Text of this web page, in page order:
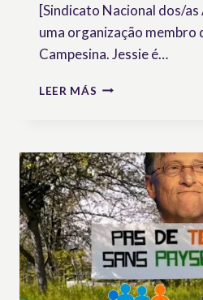
[Sindicato Nacional dos/
uma organização membro
Campesina. Jessie é…
LEER MÁS ENTREVISTA
PEQUENA
AGRICULTORA
NO
CANADÁ
E
ATIVISTA
PELOS
DIREITOS
CAMPONESES